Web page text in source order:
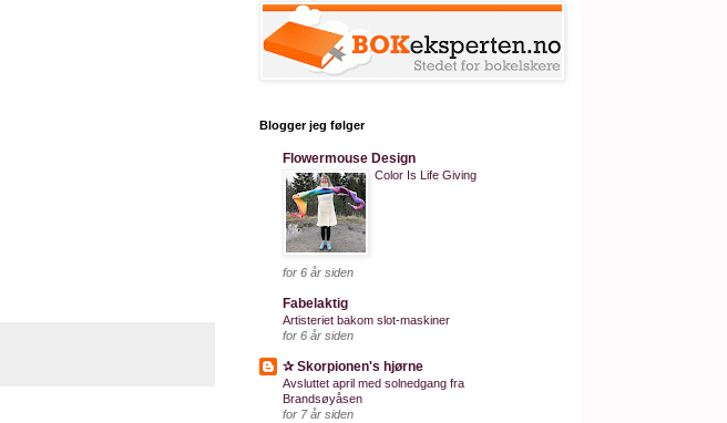
Blogger jeg følger
Flowermouse Design
Color Is Life Giving
for 6 år siden
Fabelaktig
Artisteriet bakom slot-maskiner
for 6 år siden
✰ Skorpionen's hjørne
Avsluttet april med solnedgang fra
Brandsøyåsen
for 7 år siden